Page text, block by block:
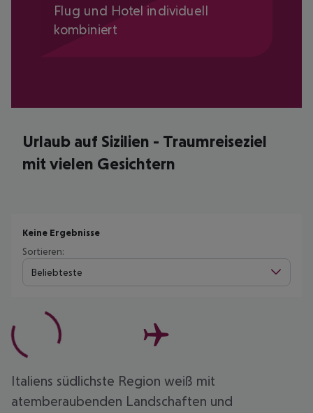
Flug und Hotel individuell
kombiniert
Urlaub auf Sizilien - Traumreiseziel
mit vielen Gesichtern
Keine Ergebnisse
Sortieren:
Beliebteste
Italiens südlichste Region weiß mit
atemberaubenden Landschaften und